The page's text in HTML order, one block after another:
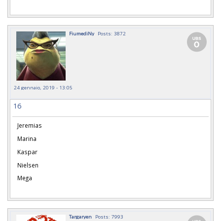
FiumediNy Posts: 3872
24 gennaio, 2019 - 13:05
16
Jeremias
Marina
Kaspar
Nielsen
Mega
Targaryen Posts: 7993